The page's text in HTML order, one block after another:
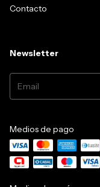
Contacto
Newsletter
Medios de pago